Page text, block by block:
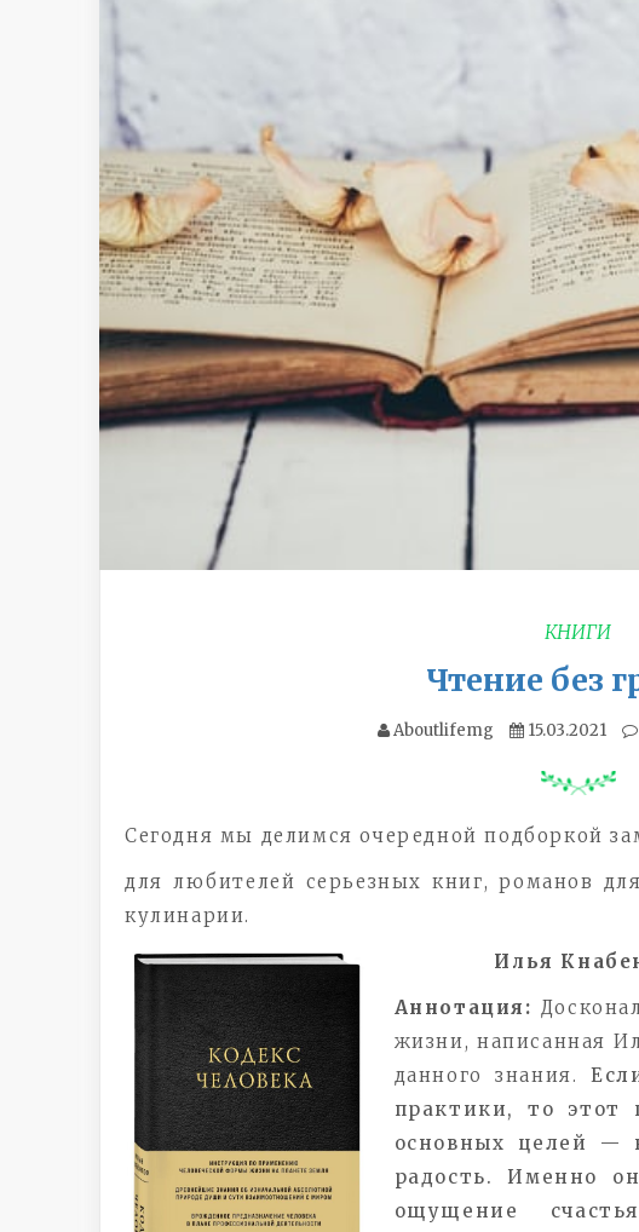
КНИГИ
Чтение без
Aboutlifemg 15.03.2021
Сегодня мы делимся очередной подборкой
для любителей серьезных книг, романов
кулинарии.
Илья
Аннотация:
жизни, написанная
данного знания.
практики, то этот
основных целей —
радость. Именно
ощущение